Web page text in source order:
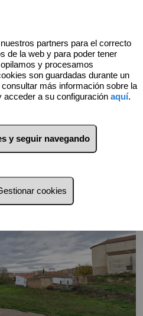
partners para el correcto
de la web y para poder tener
y procesamos
son guardadas durante un
más información sobre la
acceder a su configuración aquí.
y seguir navegando
cookies